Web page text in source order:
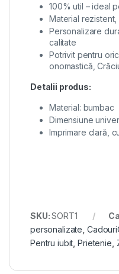
100% util – ideal
Material
Personalizare
calitate
Potrivit pentru
onomastică,
Detalii produs:
Material: bumbac
Dimensiune
Imprimare clară,
SKU:SORT1
personalizate
Pentru iubit ,Prietenie